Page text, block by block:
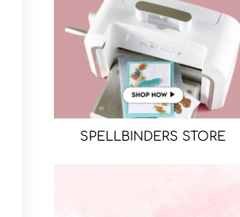
SPELLBINDERS STORE